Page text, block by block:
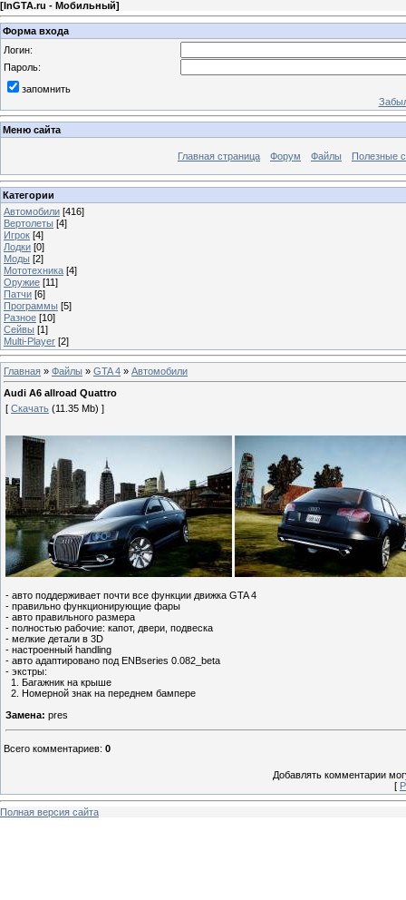
[InGTA.ru - Мобильный]
Форма входа
Логин:
Пароль:
запомнить
Меню сайта
Главная страница Форум Файлы Полезные
Категории
Автомобили [416]
Вертолеты [4]
Игрок [4]
Лодки [0]
Моды [2]
Мототехника [4]
Оружие [11]
Патчи [6]
Программы [5]
Разное [10]
Сейвы [1]
Multi-Player [2]
Главная » Файлы » GTA 4 » Автомобили
Audi A6 allroad Quattro
[ Скачать (11.35 Mb) ]
- авто поддерживает почти все функции движка GTA 4
- правильно функционирующие фары
- авто правильного размера
- полностью рабочие: капот, двери, подвеска
- мелкие детали в 3D
- настроенный handling
- авто адаптировано под ENBseries 0.082_beta
- экстры:
1. Багажник на крыше
2. Номерной знак на переднем бампере
Замена: pres
Всего комментариев: 0
Добавлять комментарии
[
Полная версия сайта